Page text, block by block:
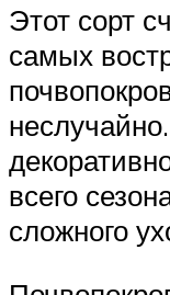
Этот сорт
самых
всего
сложного